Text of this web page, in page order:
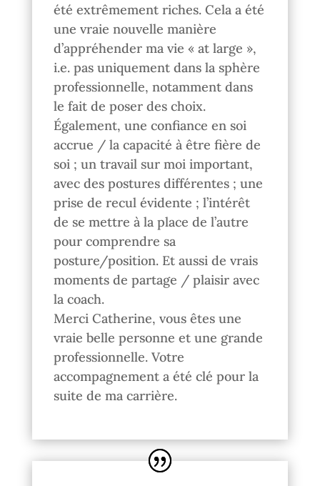
été extrêmement riches. Cela a été
une vraie nouvelle manière
d’appréhender ma vie « at large »,
i.e. pas uniquement dans la sphère
professionnelle, notamment dans
le fait de poser des choix.
Également, une confiance en soi
accrue / la capacité à être fière de
soi ; un travail sur moi important,
avec des postures différentes ; une
prise de recul évidente ; l’intérêt
de se mettre à la place de l’autre
pour comprendre sa
posture/position. Et aussi de vrais
moments de partage / plaisir avec
la coach.
Merci Catherine, vous êtes une
vraie belle personne et une grande
professionnelle. Votre
accompagnement a été clé pour la
suite de ma carrière.